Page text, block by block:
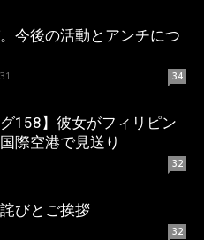
今後の活動とアンチにつ
34
グ158】彼女がフィリピン
際空港で見送り
32
びとご挨拶
32